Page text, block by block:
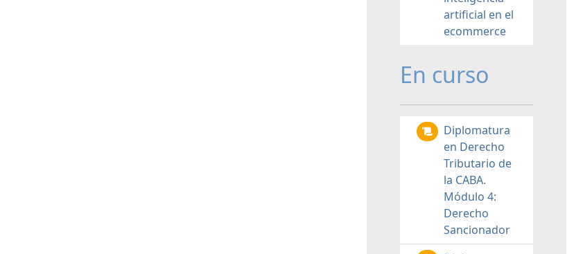
artificial en el
ecommerce
En curso
Diplomatura
en Derecho
Tributario de
la CABA.
Módulo 4:
Derecho
Sancionador